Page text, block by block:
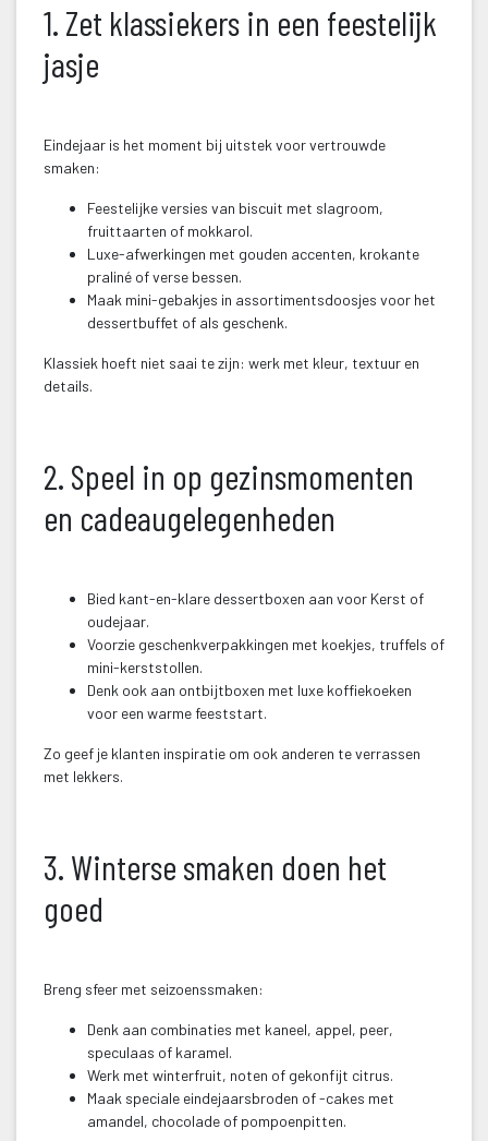
1. Zet klassiekers in een feestelijk
jasje
Eindejaar is het moment bij uitstek voor vertrouwde
maken:
Feestelijke versies van biscuit met slagroom,
fruittaarten of mokkarol.
Luxe-afwerkingen met gouden accenten, krokante
praliné of verse bessen.
Maak mini-gebakjes in assortimentsdoosjes voor het
dessertbuffet of als geschenk.
Klassiek hoeft niet saai te zijn: werk met kleur, textuur en
details.
2. Speel in op gezinsmomenten
en cadeaugelegenheden
Bied kant-en-klare dessertboxen aan voor Kerst of
oudejaar.
Voorzie geschenkverpakkingen met koekjes, truffels of
mini-kerststollen.
Denk ook aan ontbijtboxen met luxe koffiekoeken
voor een warme feeststart.
Zo geef je klanten inspiratie om ook anderen te verrassen
met lekkers.
3. Winterse smaken doen het
goed
Breng sfeer met seizoenssmaken:
Denk aan combinaties met kaneel, appel, peer,
peculaas of karamel.
Werk met winterfruit, noten of gekonfijt citrus.
Maak speciale eindejaarsbroden of -cakes met
amandel, chocolade of pompoenpitten.